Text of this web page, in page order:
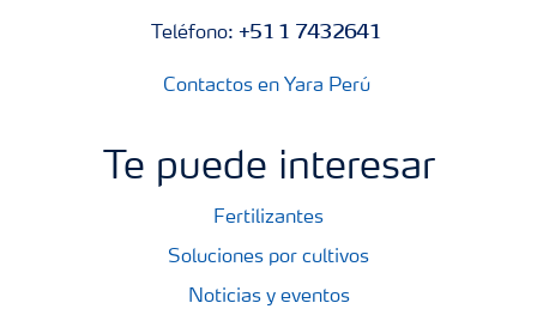
Teléfono:+51 1 7432641
Contactos en Yara Perú
Te puede interesar
Fertilizantes
Soluciones por cultivos
Noticias y eventos